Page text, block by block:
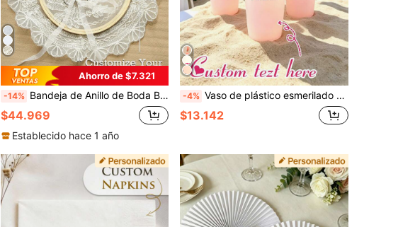
Ahorro de $7.321
-14% Bandeja de Anillo de Boda Bordada Personalizada, Alternativa de Soporte de Anillo con Nombre y Fecha Personalizados, Elegante Exhibición de Anillo Desmontable de Encaje y Tul con Lazo de Cinta, Caja de Anillo de Novia Vintage Romántica Decoración de Boda, Regalo de Despedida de Soltera, Aniversario
$44.969
Establecido hace 1 año
-4% Vaso de plástico esmerilado personalizado para despedida de soltera, vaso de plástico para club de novias, vaso de fiesta a prueba de roturas personalizado adecuado para bodas y eventos, recuerdos de fiesta
$13.142